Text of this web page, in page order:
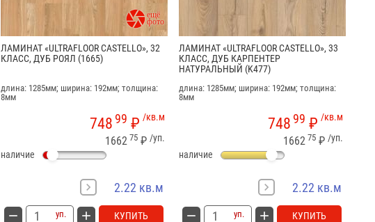
ЛАМИНАТ ДУБ CREDENZA В ИНТЕРЬЕРЕ ЛАМИНАТ ДУБ ОРХИДЕЯ В ИНТЕРЬЕРЕ

ЛАМИНАТ «ULTRAFLOOR CASTELLO», 32
КЛАСС, ДУБ РОЯЛ (1665)
длина: 1285мм; ширина: 192мм; толщина:
8мм
/кв.м
748 99 ₽
/уп.
1662 75 ₽
наличие
2.22 кв.м
уп. КУПИТЬ
ЛАМИНАТ «ULTRAFLOOR CASTELLO», 33
КЛАСС, ДУБ КАРПЕНТЕР
НАТУРАЛЬНЫЙ (K477)
длина: 1285мм; ширина: 192мм; толщина:
8мм
/кв.м
748 99 ₽
/уп.
1662 75 ₽
наличие
2.22 кв.м
уп. КУПИТЬ